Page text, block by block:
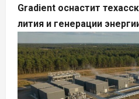
Gradient оснастит
лития и генерации